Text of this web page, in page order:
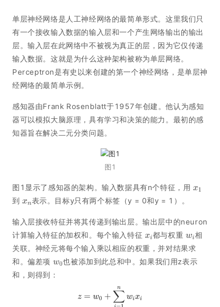
单层神经网络是人工神经网络的最简单形式。这里我们只
有一个接收输入数据的输入层和一个产生网络输出的输出
层。输入层在此网络中不被视为真正的层，因为它仅传递
输入数据。这就是为什么这种架构被称为单层网络。
Perceptron是有史以来创建的第一个神经网络，是单层神
经网络的最简单示例。
感知器由Frank Rosenblatt于1957年创建。他认为感知
器可以模拟大脑原理，具有学习和决策的能力。最初的感
知器旨在解决二元分类问题。
图1
图1显示了感知器的架构。输入数据具有n个特征，用
到
表示。目标y只有两个标签（y = 0和y = 1）。
输入层接收特征并将其传递到输出层。输出层中的neuron
计算输入特征的加权和。每个输入特征
都与权重
相
关联。神经元将每个输入乘以相应的权重，并对结果求
和。偏差项
也被添加到此总和中。如果我们用z表示
和，则得到：